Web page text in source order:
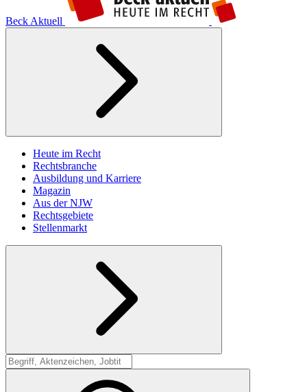
Beck Aktuell
Heute im Recht
Rechtsbranche
Ausbildung und Karriere
Magazin
Aus der NJW
Rechtsgebiete
Stellenmarkt
Suche